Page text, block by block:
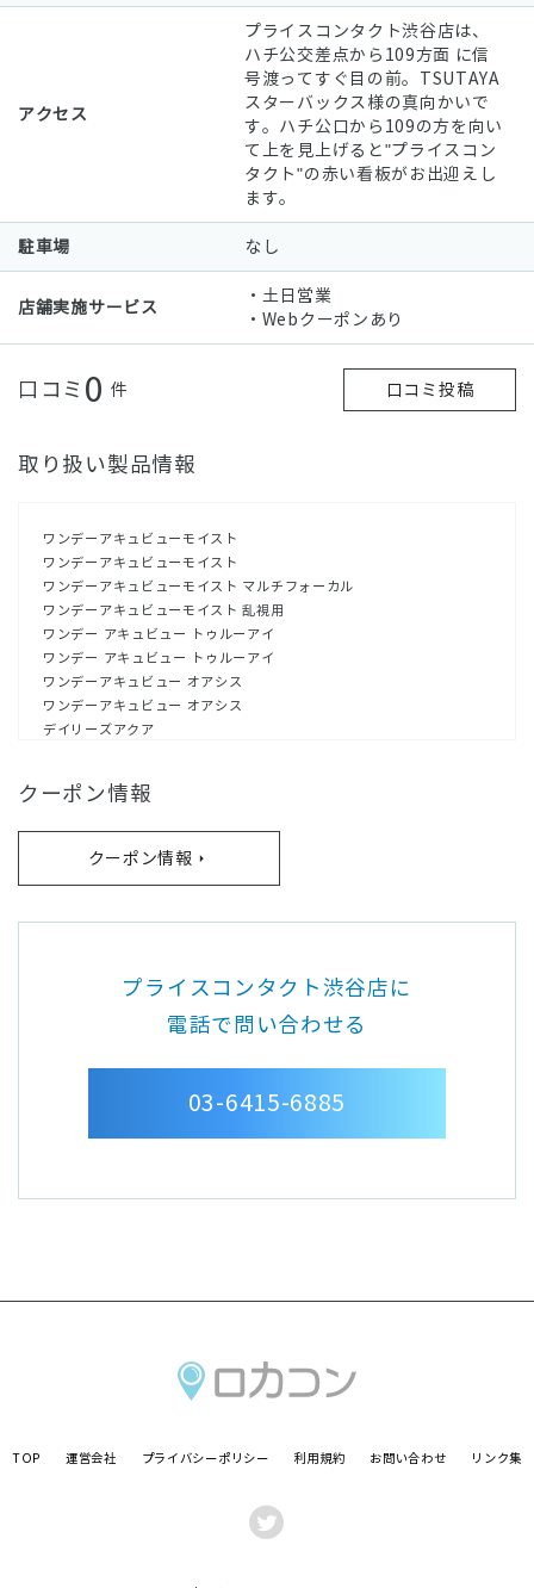
アクセス
プライスコンタクト渋谷店は、
ハチ公交差点から109方面 に信
号渡ってすぐ目の前。TSUTAYA
スターバックス様の真向かいで
す。ハチ公口から109の方を向い
て上を見上げると"プライスコン
タクト"の赤い看板がお出迎えし
ます。
駐車場 なし
店舗実施サービス
・土日営業
・Webクーポンあり
口コミ 0 件 口コミ投稿
取り扱い製品情報
ワンデーアキュビューモイスト
ワンデーアキュビューモイスト
ワンデーアキュビューモイスト マルチフォーカル
ワンデーアキュビューモイスト 乱視用
ワンデー アキュビュー トゥルーアイ
ワンデー アキュビュー トゥルーアイ
ワンデーアキュビュー オアシス
ワンデーアキュビュー オアシス
デイリーズアクア
デイリーズアクア・コンフォートプラス
フレッシュルックデイリーズ イルミネート エスプレッソゴールド
フレッシュルックデイリーズ イルミネート ライトブラウン
フレッシュルックワンデーカラー グレー
フレッシュルックワンデーカラー ピュアヘーゼル
メダリスト・ワンデープラス
メダリスト・ワンデープラス
ワンデーアキュビューディファインモイスト ナチュラルシャイン
ワンデーアキュビューディファインモイスト ラディアントチャーム
ワンデーアキュビューディファインモイスト ラディアントブライト
アキュビューオアシス 乱視用
クーポン情報
クーポン情報
プライスコンタクト渋谷店に
電話で問い合わせる
03-6415-6885
TOP 運営会社 プライバシーポリシー 利用規約 お問い合わせ リンク集